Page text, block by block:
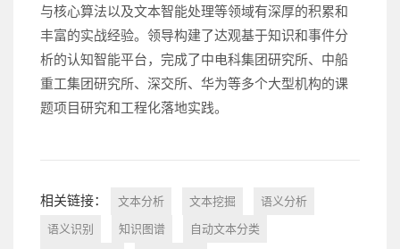
与核心算法以及文本智能处理等领域有深厚的积累和
丰富的实战经验。领导构建了达观基于知识和事件分
析的认知智能平台，完成了中电科集团研究所、中船
重工集团研究所、深交所、华为等多个大型机构的课
题项目研究和工程化落地实践。
相关链接： 文本分析 文本挖掘 语义分析
语义识别 知识图谱 自动文本分类